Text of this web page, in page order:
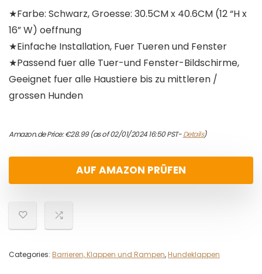
★Farbe: Schwarz, Groesse: 30.5CM x 40.6CM (12 “H x
16” W) oeffnung
★Einfache Installation, Fuer Tueren und Fenster
★Passend fuer alle Tuer-und Fenster-Bildschirme,
Geeignet fuer alle Haustiere bis zu mittleren /
grossen Hunden
Amazon.de Price:€28.99(as of 02/01/2024 16:50 PST-Details)
AUF AMAZON PRÜFEN
Categories: Barrieren, Klappen und Rampen,Hundeklappen